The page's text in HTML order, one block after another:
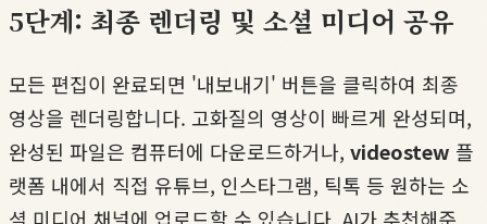
5단계: 최종 렌더링 및 소셜 미디어 공유
모든 편집이 완료되면 '내보내기' 버튼을 클릭하여 최종
영상을 렌더링합니다. 고화질의 영상이 빠르게 완성되며,
완성된 파일은 컴퓨터에 다운로드하거나, videostew 플
랫폼 내에서 직접 유튜브, 인스타그램, 틱톡 등 원하는 소